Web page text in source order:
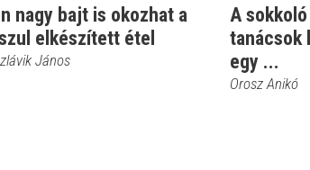
nagy bajt is okozhat a
elkészített étel
János
A
tanácsok
egy ...
Orosz Anikó